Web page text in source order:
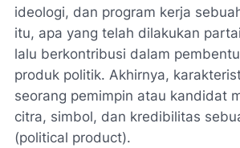
ideologi, dan program kerja
itu, apa yang telah dilakukan
lalu berkontribusi dalam
produk politik. Akhirnya,
seorang pemimpin atau kandidat
citra, simbol, dan kredibilitas
(political product).